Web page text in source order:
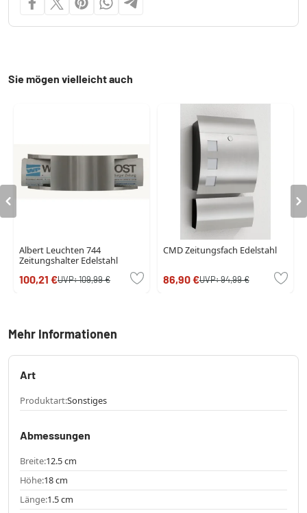
Sie mögen vielleicht auch
Albert Leuchten 744
Zeitungshalter Edelstahl
100,21 €UVP:109,99 €
CMD Zeitungsfach Edelstahl
86,90 €UVP:94,99 €
Mehr Informationen
Art
Produktart:Sonstiges
Abmessungen
Breite:12.5 cm
Höhe:18 cm
Länge:1.5 cm